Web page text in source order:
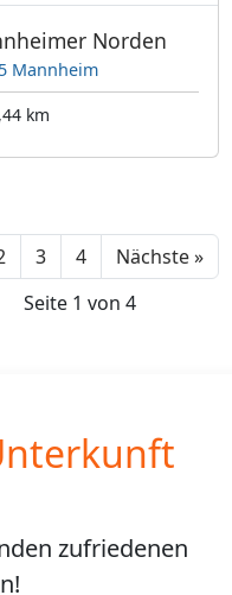
Norden
Mannheim
km
3 4 Nächste »Next
Seite 1 von 4
zufriedenen